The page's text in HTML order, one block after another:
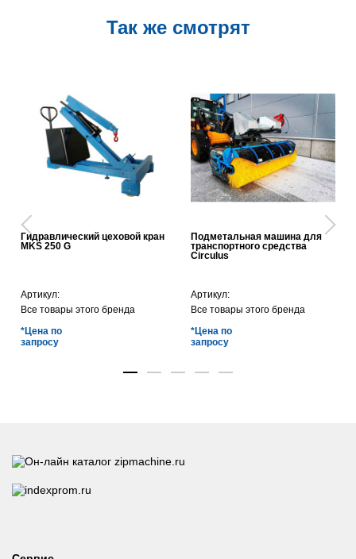
Так же смотрят
Гидравлический цеховой кран
MKS 250 G
Артикул:
Все товары этого бренда
*Цена по
запросу
Подметальная машина для
транспортного средства
Circulus
Артикул:
Все товары этого бренда
*Цена по
запросу